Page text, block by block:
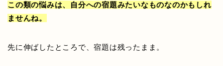
この類の悩みは、自分への宿題みたいなものなのかもしれ
ませんね。
先に伸ばしたところで、宿題は残ったまま。